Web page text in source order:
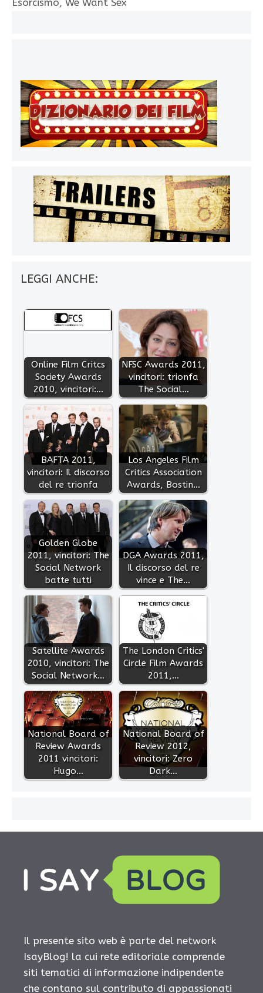
LEGGI ANCHE:
Online Film Critcs
Society Awards
2010, vincitori:…
NFSC Awards 2011,
vincitori: trionfa
The Social…
BAFTA 2011,
vincitori: Il discorso
del re trionfa
Los Angeles Film
Critics Association
Awards, Bostin…
Golden Globe
2011, vincitori: The
Social Network
batte tutti
DGA Awards 2011,
Il discorso del re
vince e The…
Satellite Awards
2010, vincitori: The
Social Network…
The London Critics'
Circle Film Awards
2011,…
National Board of
Review Awards
2011 vincitori:
Hugo…
National Board of
Review 2012,
vincitori: Zero
Dark…
Il presente sito web è parte del network
IsayBlog! la cui rete editoriale comprende
siti tematici di informazione indipendente
che contano sul contributo di appassionati